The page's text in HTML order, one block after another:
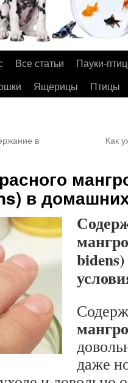
Все статьи
Пауки-
Ящерицы Птицы
в
Как
в
даже